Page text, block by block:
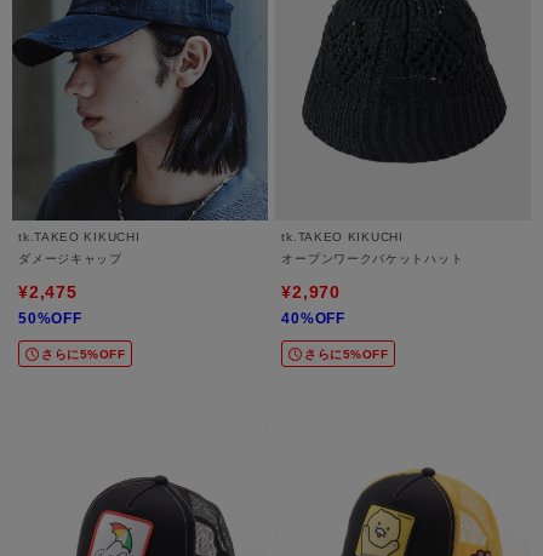
tk.TAKEO KIKUCHI
ダメージキャップ
¥2,475
50%OFF
さらに5%OFF
tk.TAKEO KIKUCHI
オープンワークバケットハット
¥2,970
40%OFF
さらに5%OFF